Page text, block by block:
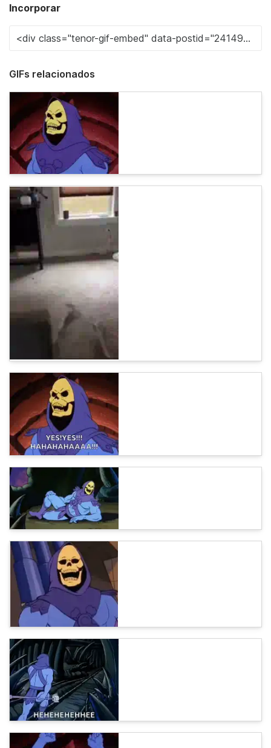
Incorporar
GIFs relacionados